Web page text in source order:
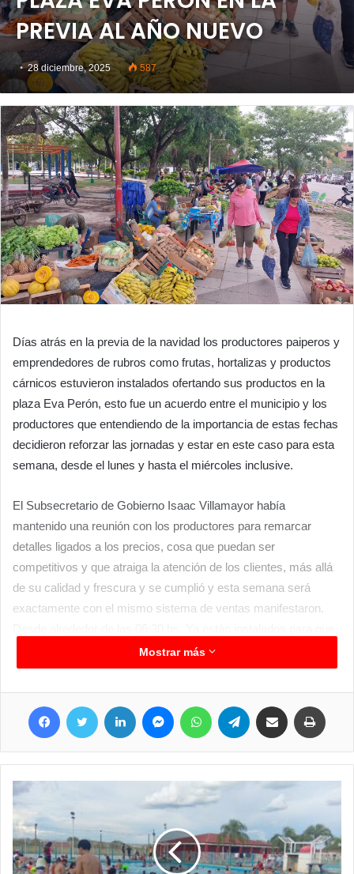
PREVIA AL AÑO NUEVO
28 diciembre, 2025 587
Días atrás en la previa de la navidad los productores paiperos y
emprendedores de rubros como frutas, hortalizas y productos
cárnicos estuvieron instalados ofertando sus productos en la
plaza Eva Perón, esto fue un acuerdo entre el municipio y los
productores que entendiendo de la importancia de estas fechas
decidieron reforzar las jornadas y estar en este caso para esta
semana, desde el lunes y hasta el miércoles inclusive.
El Subsecretario de Gobierno Isaac Villamayor había
mantenido una reunión con los productores para remarcar
detalles ligados a los precios, cosa que puedan ser
competitivos y que atraiga la atención de los clientes, más allá
de su calidad y frescura y se cumplió y esta semana será
exactamente con el mismo sistema de ventas manifestaron.
la gente pueda acercarse.Mostrar más